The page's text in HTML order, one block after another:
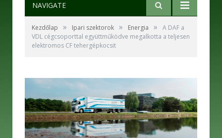
NAVIGATE
Kezdőlap » Ipari szektorok » Energia »
A DAF a
VDL cégcsoporttal együttműködve megalkotta a teljesen
elektromos CF tehergépkocsit